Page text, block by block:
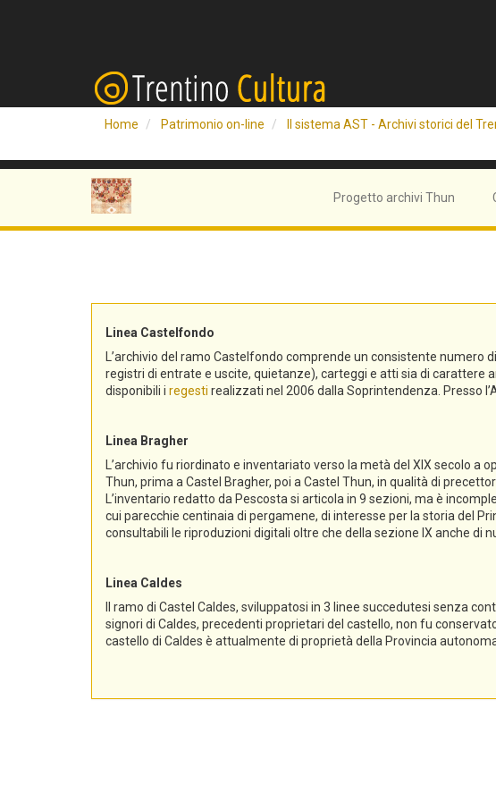
Home Patrimonio on-line Il sistema AST - Archivi storici del
Progetto archivi Thun
Linea Castelfondo
L’archivio del ramo Castelfondo comprende un consistente
registri di entrate e uscite, quietanze), carteggi e atti sia di carattere
disponibili i regesti realizzati nel 2006 dalla Soprintendenza. Presso
Linea Bragher
L’archivio fu riordinato e inventariato verso la metà del XIX secolo
Thun, prima a Castel Bragher, poi a Castel Thun, in qualità di
L’inventario redatto da Pescosta si articola in 9 sezioni, ma è
cui parecchie centinaia di pergamene, di interesse per la storia del
consultabili le riproduzioni digitali oltre che della sezione IX anche di
Linea Caldes
Il ramo di Castel Caldes, sviluppatosi in 3 linee succedutesi senza
signori di Caldes, precedenti proprietari del castello, non fu
castello di Caldes è attualmente di proprietà della Provincia